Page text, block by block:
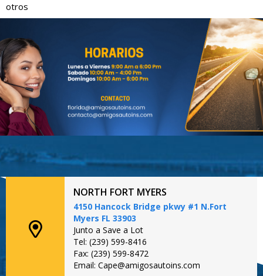
otros
NORTH FORT MYERS
4150 Hancock Bridge pkwy #1 N.Fort
Myers FL 33903
Junto a Save a Lot
Tel: (239) 599-8416
Fax: (239) 599-8472
Email: Cape@amigosautoins.com